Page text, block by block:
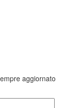
aggiornato